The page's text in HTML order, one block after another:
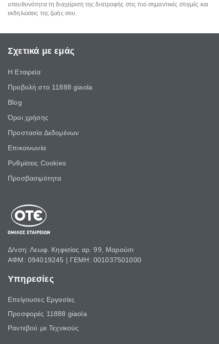
υπευθυνότητα τη διαχείριση της διατροφής στις πιο σημαντικές στιγμές και
εκδηλώσεις της ζωής σου.
Σχετικά με εμάς
Η Εταιρεία
Προβολή στο 11888 giaola
Blog
Όροι χρήσης
Προστασία Δεδομένων
Επικοινωνία
Ρυθμίσεις Cookies
Προσβασιμότητα
Δ/νση: Λεωφ. Κηφισίας αρ. 99, Μαρούσι
ΑΦΜ: 094019245 | ΓΕΜΗ: 001037501000
Υπηρεσίες
Επείγουσες Εργασίες
Προσφορές 11888 giaola
Ραντεβού με Τεχνικούς